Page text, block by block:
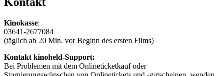
Kinokasse:
03641-2677084
(täglich ab 20 Min. vor Beginn des ersten Films)
Kontakt kinoheld-Support:
Bei Problemen mit dem Onlineticketkauf oder